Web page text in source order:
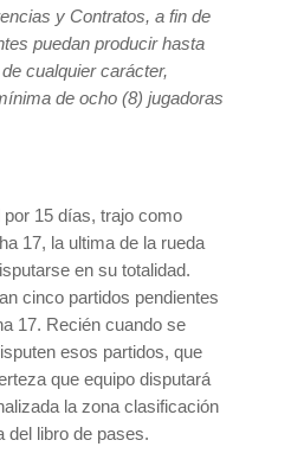
y Contratos, a fin de
puedan producir hasta
cualquier carácter,
de ocho (8) jugadoras
15 días, trajo como
17, la ultima de la rueda
en su totalidad.
cinco partidos pendientes
17. Recién cuando se
esos partidos, que
que equipo disputará
la zona clasificación
del libro de pases.